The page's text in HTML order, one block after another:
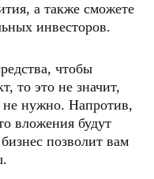
а также сможете
инвесторов.
чтобы
то это не значит,
не нужно. Напротив,
вложения будут
позволит вам